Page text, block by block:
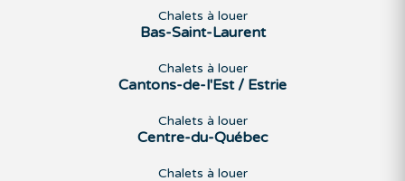
Chalets à louer
Bas-Saint-Laurent
Chalets à louer
Cantons-de-l'Est / Estrie
Chalets à louer
Centre-du-Québec
Chalets à louer